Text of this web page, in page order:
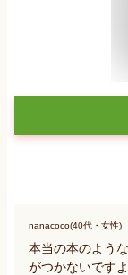
nanacoco(40代・女性)
本当の本のよう
がつかないです